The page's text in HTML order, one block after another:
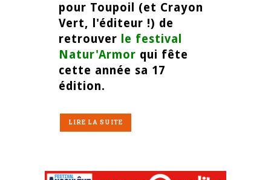
pour Toupoil (et Crayon
Vert, l'éditeur !) de
retrouver
le festival
Natur'Armor qui fête
cette année sa 17
édition.
LIRE LA SUITE